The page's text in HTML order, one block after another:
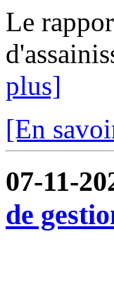
Le
plus]
[En
07-11-
de